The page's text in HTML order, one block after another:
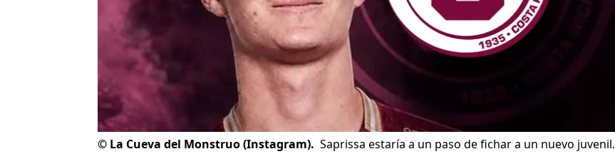
© La Cueva del Monstruo (Instagram). Saprissa estaría a un paso de fichar a un nuevo juvenil.